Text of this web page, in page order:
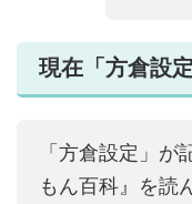
現在「方倉設
「方倉設定」が
もん百科』を読